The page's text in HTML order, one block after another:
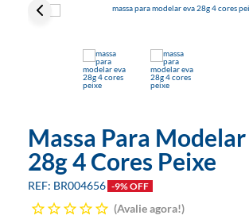
Massa Para Modelar
28g 4 Cores Peixe
BR004656 -9% OFF
Avalie agora!